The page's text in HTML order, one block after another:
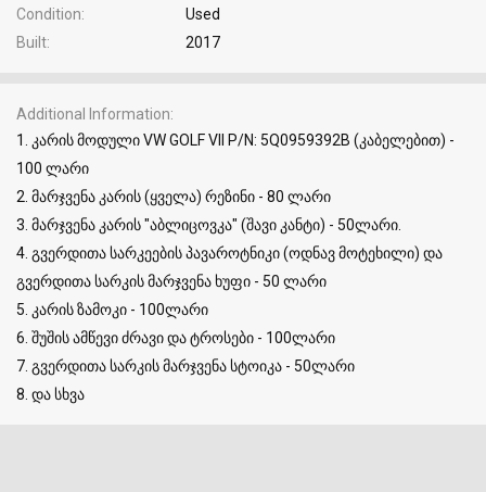
Condition
Used
Built
2017
Additional Information
1. კარის მოდული VW GOLF VII P/N: 5Q0959392B (კაბელებით) -
100 ლარი
2. მარჯვენა კარის (ყველა) რეზინი - 80 ლარი
3. მარჯვენა კარის "აბლიცოვკა" (შავი კანტი) - 50ლარი.
4. გვერდითა სარკეების პავაროტნიკი (ოდნავ მოტეხილი) და
გვერდითა სარკის მარჯვენა ხუფი - 50 ლარი
5. კარის ზამოკი - 100ლარი
6. შუშის ამწევი ძრავი და ტროსები - 100ლარი
7. გვერდითა სარკის მარჯვენა სტოიკა - 50ლარი
8. და სხვა